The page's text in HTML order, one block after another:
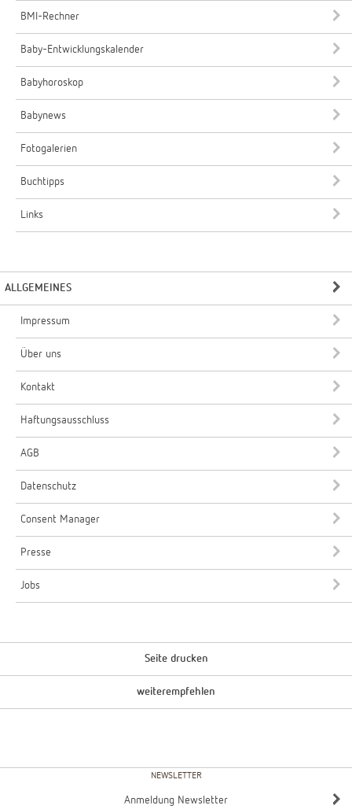
BMI-Rechner
Baby-Entwicklungskalender
Babyhoroskop
Babynews
Fotogalerien
Buchtipps
Links
ALLGEMEINES
Impressum
Über uns
Kontakt
Haftungsausschluss
AGB
Datenschutz
Consent Manager
Presse
Jobs
Seite drucken
weiterempfehlen
NEWSLETTER
Anmeldung Newsletter